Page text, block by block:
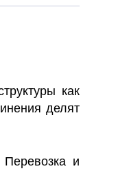
как
делят
Перевозка и